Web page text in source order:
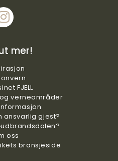
mer!
FJELL
verneområder
ansvarlig gjest?
oss
bransjeside